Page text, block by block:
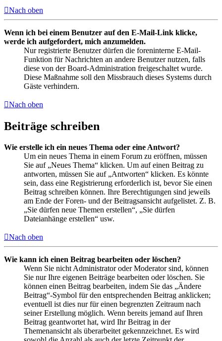
Nach oben
Wenn ich bei einem Benutzer auf den E-Mail-Link klicke,
werde ich aufgefordert, mich anzumelden.
Nur registrierte Benutzer dürfen die foreninterne E-Mail-
Funktion für Nachrichten an andere Benutzer nutzen, falls
diese von der Board-Administration freigeschaltet wurde.
Diese Maßnahme soll den Missbrauch dieses Systems durch
Gäste verhindern.
Nach oben
Beiträge schreiben
Wie erstelle ich ein neues Thema oder eine Antwort?
Um ein neues Thema in einem Forum zu eröffnen, müssen
Sie auf „Neues Thema“ klicken. Um auf einen Beitrag zu
antworten, müssen Sie auf „Antworten“ klicken. Es könnte
sein, dass eine Registrierung erforderlich ist, bevor Sie einen
Beitrag schreiben können. Ihre Berechtigungen sind jeweils
am Ende der Foren- und der Beitragsansicht aufgelistet. Z. B.
„Sie dürfen neue Themen erstellen“, „Sie dürfen
Dateianhänge erstellen“ usw.
Nach oben
Wie kann ich einen Beitrag bearbeiten oder löschen?
Wenn Sie nicht Administrator oder Moderator sind, können
Sie nur Ihre eigenen Beiträge bearbeiten oder löschen. Sie
können einen Beitrag bearbeiten, indem Sie das „Ändere
Beitrag“-Symbol für den entsprechenden Beitrag anklicken;
eventuell ist dies nur für einen begrenzten Zeitraum nach
seiner Erstellung möglich. Wenn bereits jemand auf Ihren
Beitrag geantwortet hat, wird Ihr Beitrag in der
Themenansicht als überarbeitet gekennzeichnet. Es wird